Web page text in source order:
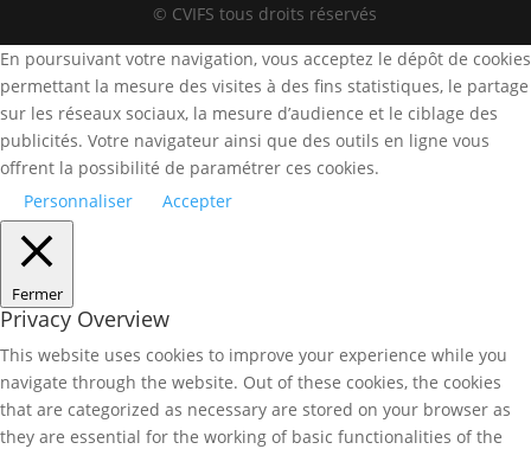
© CVIFS tous droits réservés
En poursuivant votre navigation, vous acceptez le dépôt de cookies
permettant la mesure des visites à des fins statistiques, le partage
sur les réseaux sociaux, la mesure d’audience et le ciblage des
publicités. Votre navigateur ainsi que des outils en ligne vous
offrent la possibilité de paramétrer ces cookies.
Personnaliser
Accepter
Fermer
Privacy Overview
This website uses cookies to improve your experience while you
navigate through the website. Out of these cookies, the cookies
that are categorized as necessary are stored on your browser as
they are essential for the working of basic functionalities of the